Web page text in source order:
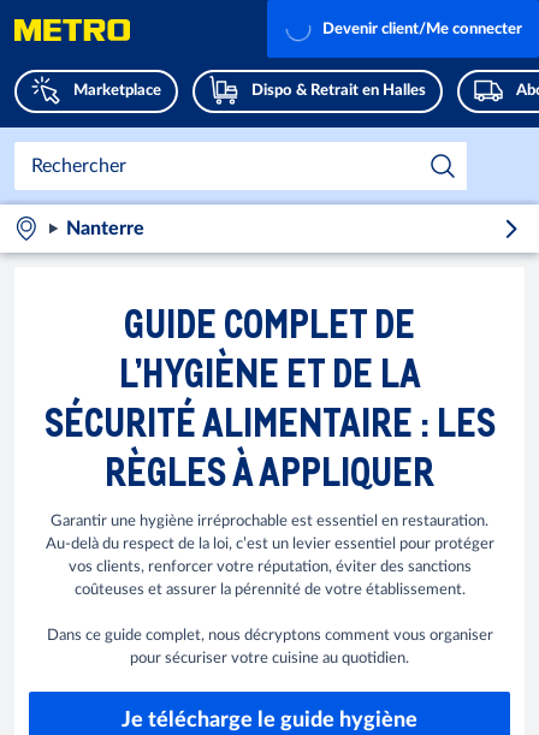
Marketplace Dispo & Retrait en Halles
Devenir client/Me connecter
Nanterre
GUIDE COMPLET DE
L’HYGIÈNE ET DE LA
SÉCURITÉ ALIMENTAIRE : LES
RÈGLES À APPLIQUER
Garantir une hygiène irréprochable est essentiel en restauration.
Au-delà du respect de la loi, c’est un levier essentiel pour protéger
vos clients, renforcer votre réputation, éviter des sanctions
coûteuses et assurer la pérennité de votre établissement.
Dans ce guide complet, nous décryptons comment vous organiser
pour sécuriser votre cuisine au quotidien.
Je télécharge le guide hygiène